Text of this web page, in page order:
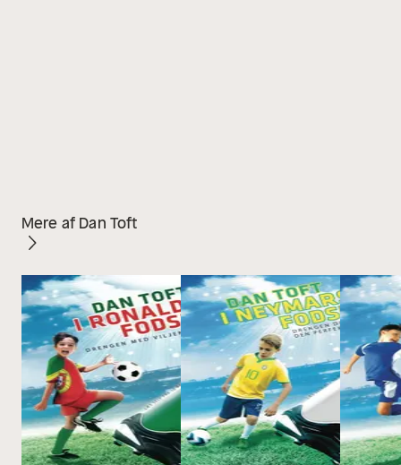
Mere af Dan Toft